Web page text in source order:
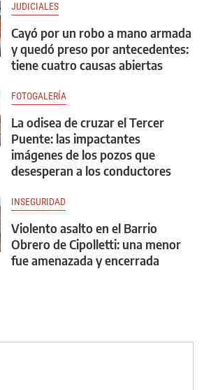
JUDICIALES
Cayó por un robo a mano armada
y quedó preso por antecedentes:
tiene cuatro causas abiertas
FOTOGALERÍA
La odisea de cruzar el Tercer
Puente: las impactantes
imágenes de los pozos que
desesperan a los conductores
INSEGURIDAD
Violento asalto en el Barrio
Obrero de Cipolletti: una menor
fue amenazada y encerrada